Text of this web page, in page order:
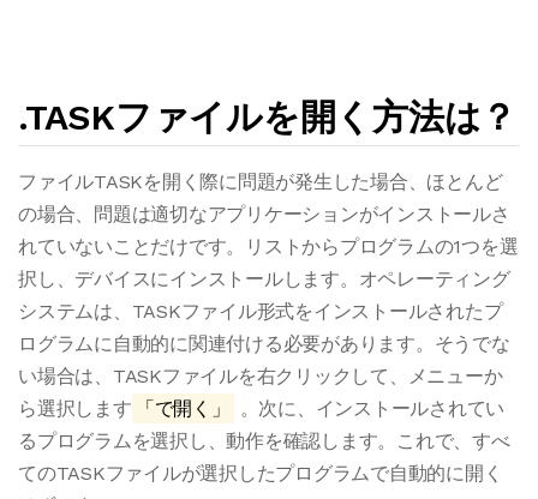
.TASKファイルを開く方法は？
ファイルTASKを開く際に問題が発生した場合、ほとんど
の場合、問題は適切なアプリケーションがインストールさ
れていないことだけです。リストからプログラムの1つを選
択し、デバイスにインストールします。オペレーティング
システムは、TASKファイル形式をインストールされたプ
ログラムに自動的に関連付ける必要があります。そうでな
い場合は、TASKファイルを右クリックして、メニューか
ら選択します
「で開く」
。次に、インストールされてい
るプログラムを選択し、動作を確認します。これで、すべ
てのTASKファイルが選択したプログラムで自動的に開く